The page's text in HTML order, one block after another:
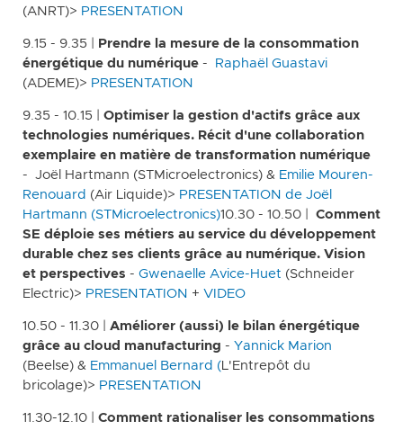
(ANRT)> PRESENTATION
9.15 - 9.35 |
Prendre la mesure de la consommation
énergétique du numérique-
Raphaël Guastavi
(ADEME)> PRESENTATION
9.35 - 10.15 | Optimiser la gestion d'actifs grâce aux
technologies numériques. Récit d'une collaboration
exemplaire en matière de transformation numérique
- Joël Hartmann (STMicroelectronics) & Emilie Mouren-
Renouard (Air Liquide)> PRESENTATION de Joël
Hartmann (STMicroelectronics)10.30 - 10.50 | Comment
SE déploie ses métiers au service du développement
durable chez ses clients grâce au numérique. Vision
et perspectives - Gwenaelle Avice-Huet (Schneider
Electric)> PRESENTATION + VIDEO
10.50 - 11.30 | Améliorer (aussi) le bilan énergétique
grâce au cloud manufacturing - Yannick Marion
(Beelse) & Emmanuel Bernard (L'Entrepôt du
bricolage)> PRESENTATION
11.30-12.10 | Comment rationaliser les consommations